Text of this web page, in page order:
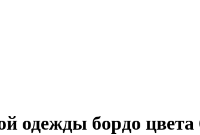
одежды бордо цвета